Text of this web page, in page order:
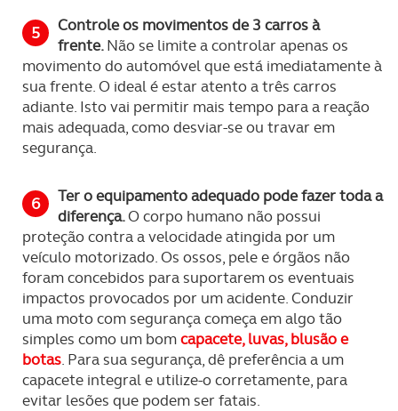
Controle os movimentos de 3 carros à
frente.Não se limite a controlar apenas os
movimento do automóvel que está imediatamente à
sua frente. O ideal é estar atento a três carros
adiante. Isto vai permitir mais tempo para a reação
mais adequada, como desviar-se ou travar em
segurança.
Ter o equipamento adequado pode fazer toda a
diferença.O corpo humano não possui
proteção contra a velocidade atingida por um
veículo motorizado. Os ossos, pele e órgãos não
foram concebidos para suportarem os eventuais
impactos provocados por um acidente. Conduzir
uma moto com segurança começa em algo tão
simples como um bomcapacete, luvas, blusão e
botas. Para sua segurança, dê preferência a um
capacete integral e utilize-o corretamente, para
evitar lesões que podem ser fatais.